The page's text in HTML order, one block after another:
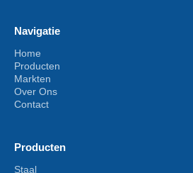
Navigatie
Home
Producten
Markten
Over Ons
Contact
Producten
Staal